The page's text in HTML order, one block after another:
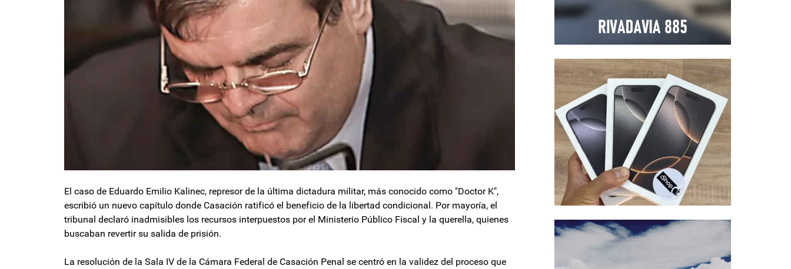
El caso de Eduardo Emilio Kalinec, represor de la última dictadura militar, más conocido como "Doctor K",
escribió un nuevo capítulo donde Casación ratificó el beneficio de la libertad condicional. Por mayoría, el
tribunal declaró inadmisibles los recursos interpuestos por el Ministerio Público Fiscal y la querella, quienes
buscaban revertir su salida de prisión.
La resolución de la Sala IV de la Cámara Federal de Casación Penal se centró en la validez del proceso que